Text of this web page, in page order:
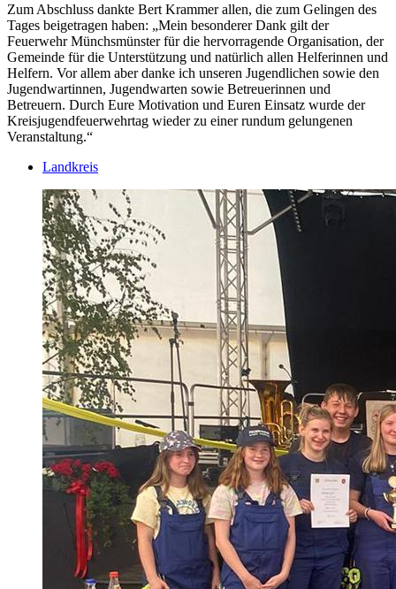
Zum Abschluss dankte Bert Krammer allen, die zum Gelingen des
Tages beigetragen haben: „Mein besonderer Dank gilt der
Feuerwehr Münchsmünster für die hervorragende Organisation, der
Gemeinde für die Unterstützung und natürlich allen Helferinnen und
Helfern. Vor allem aber danke ich unseren Jugendlichen sowie den
Jugendwartinnen, Jugendwarten sowie Betreuerinnen und
Betreuern. Durch Eure Motivation und Euren Einsatz wurde der
Kreisjugendfeuerwehrtag wieder zu einer rundum gelungenen
Veranstaltung.“
Landkreis